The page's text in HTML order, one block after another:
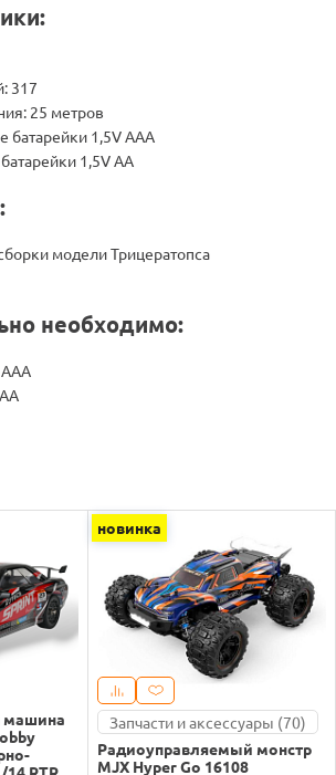
317
25 метров
батарейки 1,5V ААА
1,5V АА
модели Трицератопса
необходимо:
ААА
машина
новинка
Запчасти и аксессуары (70)
Радиоуправляемый монстр
MJX Hyper Go 16108